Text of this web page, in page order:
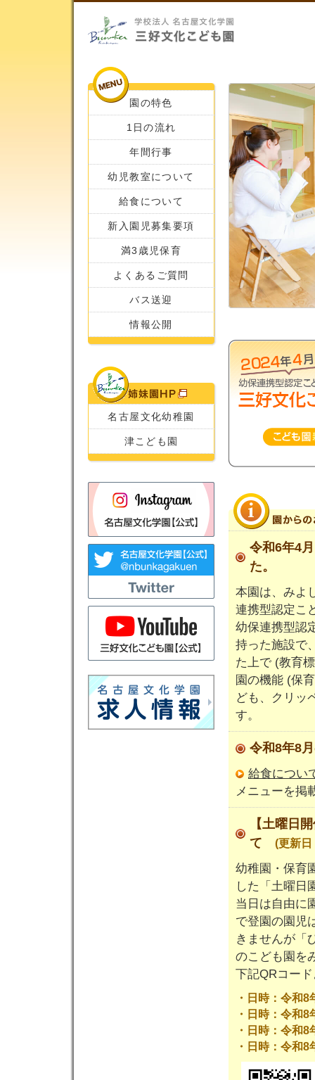
園の特色
1日の流れ
年間行事
幼児教室について
給食について
新入園児募集要項
満3歳児保育
よくあるご質問
バス送迎
情報公開
名古屋文化幼稚園
津こども園
令和6年4
た。
本園は、みよ
連携型認定こ
幼保連携型認
持った施設で
た上で (教育
園の機能 (保
ども、クリッ
す。
令和8年8
給食につい
メニューを掲
【土曜日
て (更新日
幼稚園・保育
した「土曜日
当日は自由に
で登園の園児
きませんが「
のこども園を
下記QRコー
・日時：令和
・日時：令和
・日時：令和
・日時：令和